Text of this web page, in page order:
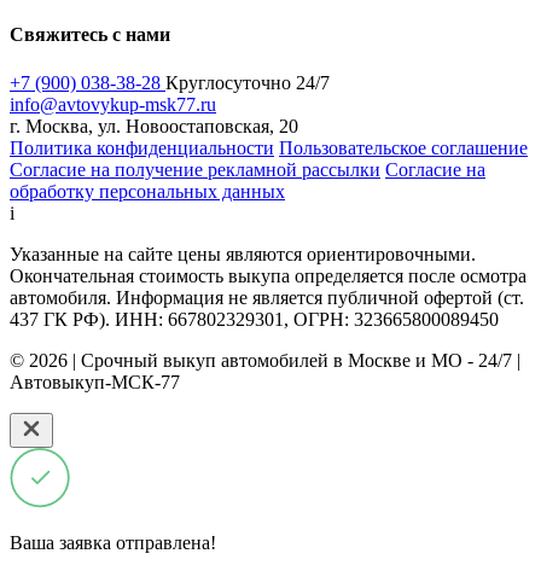
Свяжитесь с нами
+7 (900) 038-38-28 Круглосуточно 24/7
info@avtovykup-msk77.ru
г. Москва, ул. Новоостаповская, 20
Политика конфиденциальности Пользовательское соглашение
Согласие на получение рекламной рассылки Согласие на
обработку персональных данных
i
Указанные на сайте цены являются ориентировочными.
Окончательная стоимость выкупа определяется после осмотра
автомобиля. Информация не является публичной офертой (ст.
437 ГК РФ). ИНН: 667802329301, ОГРН: 323665800089450
© 2026 | Срочный выкуп автомобилей в Москве и МО - 24/7 |
Автовыкуп-МСК-77
Ваша заявка отправлена!